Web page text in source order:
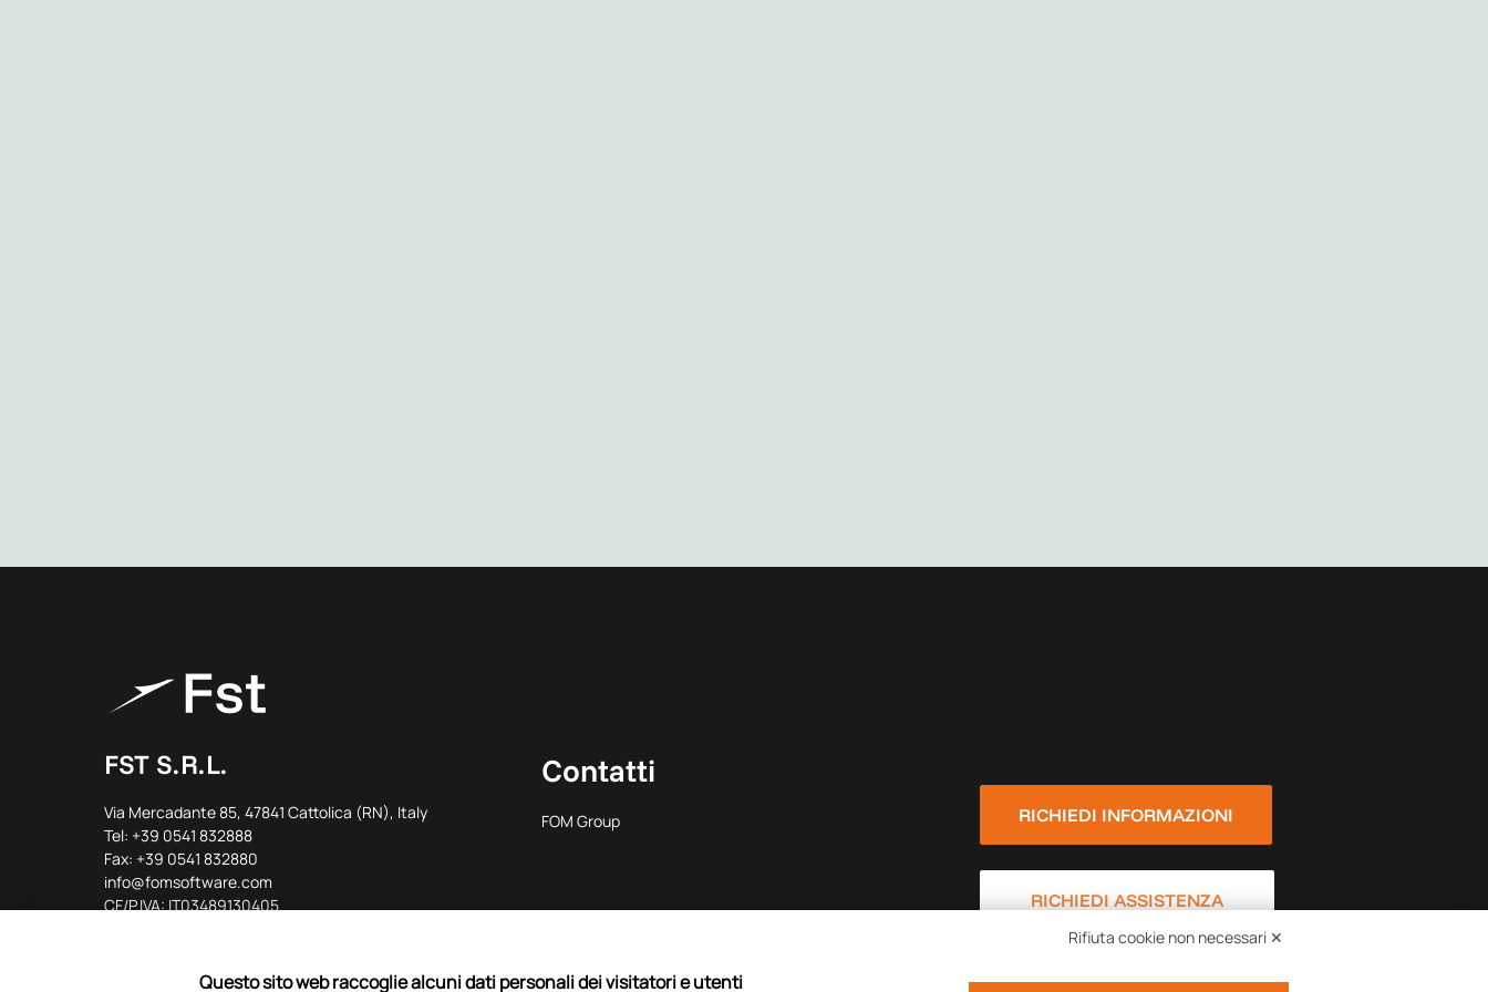
FST S.R.L.
Via Mercadante 85, 47841 Cattolica (RN), Italy
Tel: +39 0541 832888
Fax: +39 0541 832880
info@fomsoftware.com
CF/P.IVA: IT03489130405
Contatti
FOM Group RICHIEDI INFORMAZIONI
RICHIEDI ASSISTENZA
Rifiuta cookie non necessari ✕
Questo sito web raccoglie alcuni dati personali dei visitatori e utenti